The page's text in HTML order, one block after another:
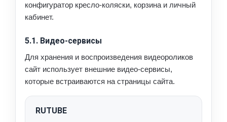
конфигуратор кресло-коляски, корзина и личный
кабинет.
5.1. Видео-сервисы
Для хранения и воспроизведения видеороликов
сайт использует внешние видео-сервисы,
которые встраиваются на страницы сайта.
RUTUBE